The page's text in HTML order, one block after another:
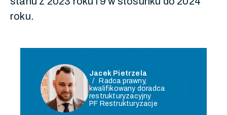
roku.
Jacek Pietrzela
Radca prawny,
kwalifikowany doradca
restrukturyzacyjny
PF Restrukturyzacje